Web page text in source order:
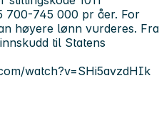
700-745 000 pr åer. For
høyere lønn vurderes. Fra
til Statens
watch?v=SHi5avzdHIk